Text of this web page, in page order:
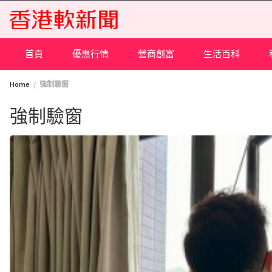
content
首頁 優惠行情 營商創富 生活百科
Home 強制驗窗
強制驗窗